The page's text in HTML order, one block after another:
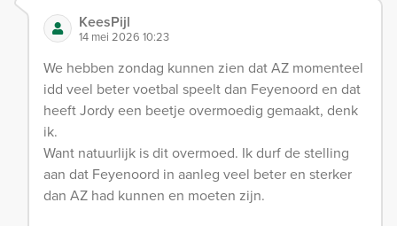
KeesPijl
14 mei 2026 10:23
We hebben zondag kunnen zien dat AZ momenteel
idd veel beter voetbal speelt dan Feyenoord en dat
heeft Jordy een beetje overmoedig gemaakt, denk
ik.
Want natuurlijk is dit overmoed. Ik durf de stelling
aan dat Feyenoord in aanleg veel beter en sterker
dan AZ had kunnen en moeten zijn.